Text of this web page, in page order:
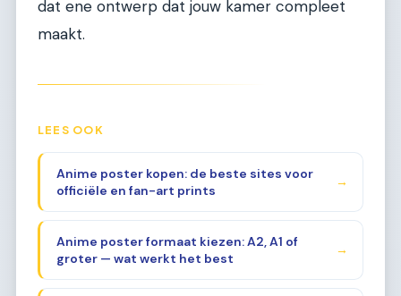
dat ene ontwerp dat jouw kamer compleet
maakt.
LEES OOK
Anime poster kopen: de beste sites voor
officiële en fan-art prints
→
Anime poster formaat kiezen: A2, A1 of
groter — wat werkt het best
→